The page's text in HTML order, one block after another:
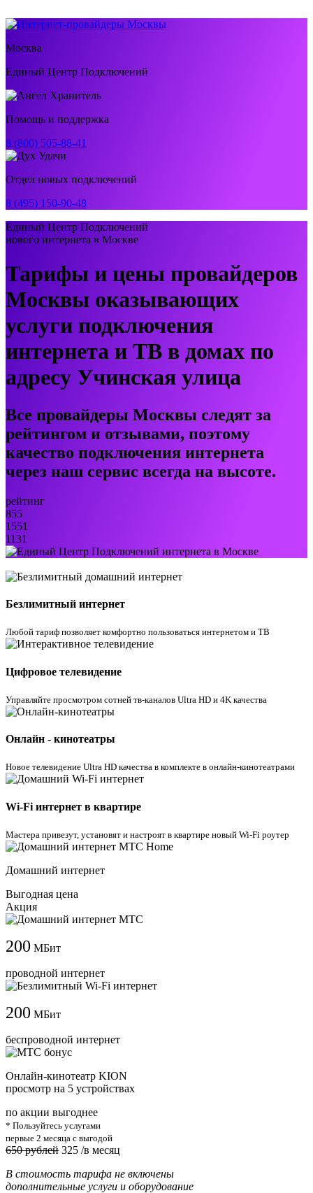
Москва
Единый Центр Подключений
Помощь и поддержка
8 (800) 505-88-41
Отдел новых подключений
8 (495) 150-90-48
Единый Центр Подключений
нового интернета в Москве
Тарифы и цены провайдеров
Москвы оказывающих
услуги подключения
интернета и ТВ в домах по
адресу Учинская улица
Все провайдеры Москвы следят за
рейтингом и отзывами, поэтому
качество подключения интернета
через наш сервис всегда на высоте.
рейтинг
855
1551
1131
Безлимитный интернет
Любой тариф позволяет комфортно пользоваться интернетом и ТВ
Цифровое телевидение
Управляйте просмотром cотней тв-каналов Ultra HD и 4K качества
Онлайн - кинотеатры
Новое телевидение Ultra HD качества в комплекте в онлайн-кинотеатрами
Wi-Fi интернет в квартире
Мастера привезут, установят и настроят в квартире новый Wi-Fi роутер
Домашний интернет
Выгодная цена
Акция
200 МБит
проводной интернет
200 МБит
беспроводной интернет
Онлайн-кинотеатр KION
просмотр на 5 устройствах
по акции выгоднее
* Пользуйтесь услугами
первые 2 месяца с выгодой
650 рублей 325 /в месяц
В стоимость тарифа не включены
дополнительные услуги и оборудование